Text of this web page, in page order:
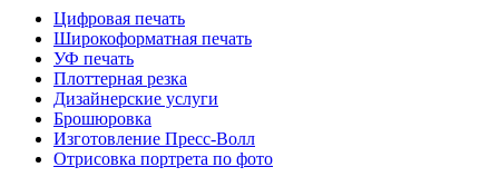
Цифровая печать
Широкоформатная печать
УФ печать
Плоттерная резка
Дизайнерские услуги
Брошюровка
Изготовление Пресс-Волл
Отрисовка портрета по фото